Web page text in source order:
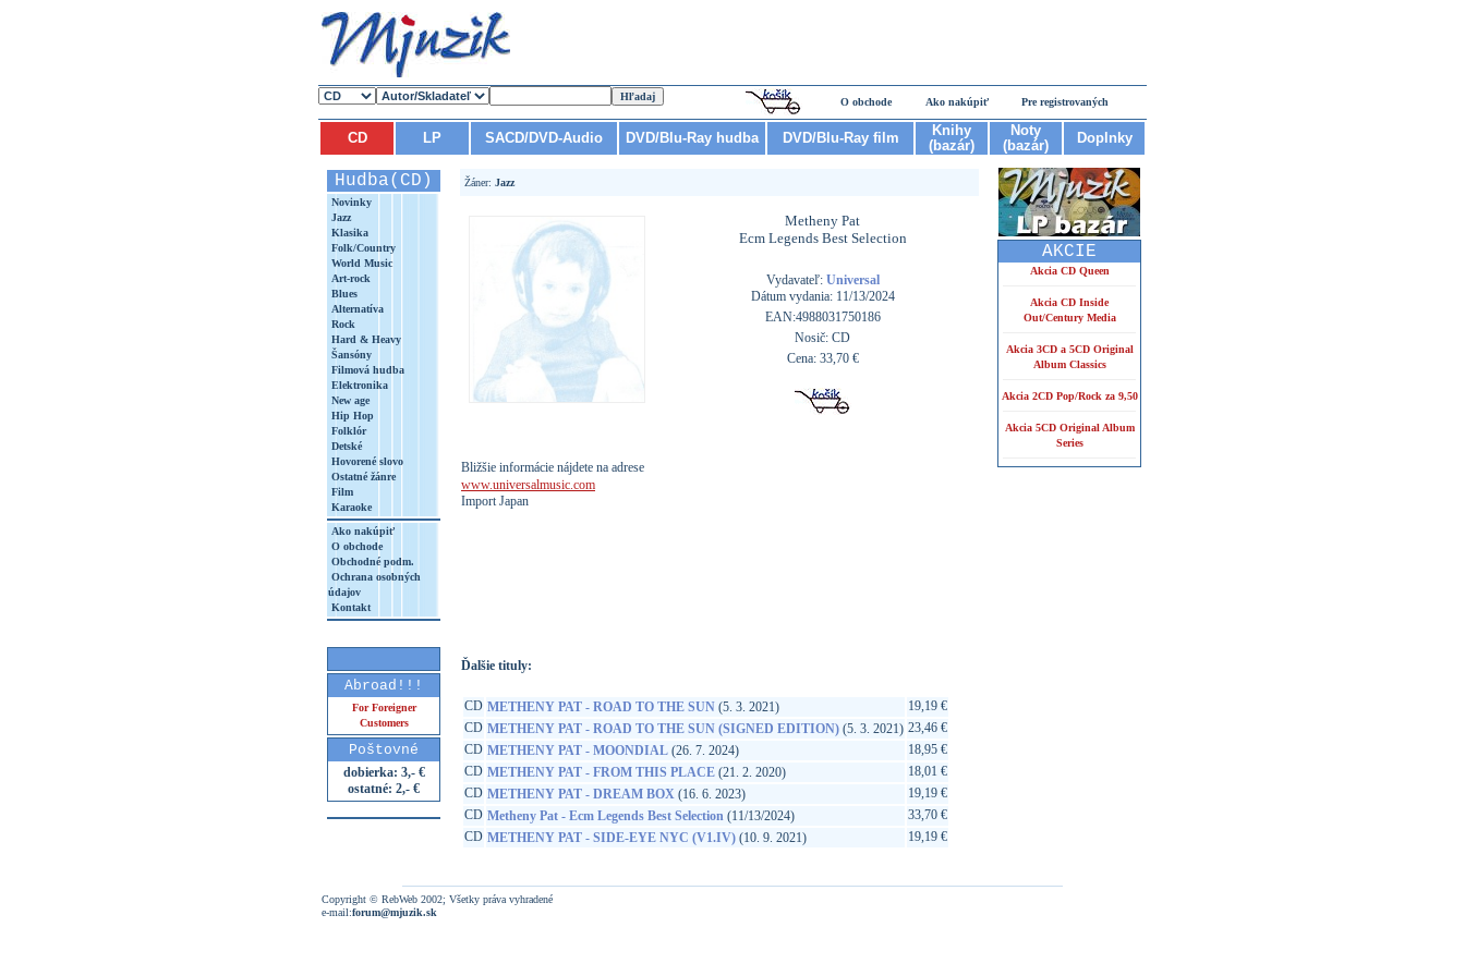
O obchode Ako nakúpiť Pre registrovaných
CD LP SACD/DVD-Audio DVD/Blu-Ray hudba DVD/Blu-Ray film
Knihy
(bazár)
Noty
(bazár)
Doplnky
Hudba(CD)
Novinky
Jazz
Klasika
Folk/Country
World Music
Art-rock
Blues
Alternatíva
Rock
Hard & Heavy
Šansóny
Filmová hudba
Elektronika
New age
Hip Hop
Folklór
Detské
Hovorené slovo
Ostatné žánre
Film
Karaoke
Ako nakúpiť
O obchode
Obchodné podm.
Ochrana osobných
údajov
Kontakt
Abroad!!!
For Foreigner
Customers
Poštovné
dobierka: 3,- €
ostatné: 2,- €
Žáner: Jazz
Metheny Pat
Ecm Legends Best Selection
Vydavateľ: Universal
Dátum vydania: 11/13/2024
EAN:4988031750186
Nosič: CD
Cena: 33,70 €
Bližšie informácie nájdete na adrese
www.universalmusic.com
Import Japan
Ďalšie tituly:
CD METHENY PAT - ROAD TO THE SUN (5. 3. 2021)
19,19 €
CD METHENY PAT - ROAD TO THE SUN (SIGNED EDITION) (5. 3. 2021) 23,46 €
CD METHENY PAT - MOONDIAL (26. 7. 2024)
18,95 €
CD METHENY PAT - FROM THIS PLACE (21. 2. 2020)
18,01 €
CD METHENY PAT - DREAM BOX (16. 6. 2023)
19,19 €
CD Metheny Pat - Ecm Legends Best Selection (11/13/2024)
33,70 €
CD METHENY PAT - SIDE-EYE NYC (V1.IV) (10. 9. 2021) 19,19 €
AKCIE
Akcia CD Queen
Akcia CD Inside
Out/Century Media
Akcia 3CD a 5CD Original
Album Classics
Akcia 2CD Pop/Rock za 9,50
Akcia 5CD Original Album
Series
Copyright © RebWeb 2002; Všetky práva vyhradené
e-mail:forum@mjuzik.sk